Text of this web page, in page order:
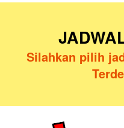
Silahkan pilih